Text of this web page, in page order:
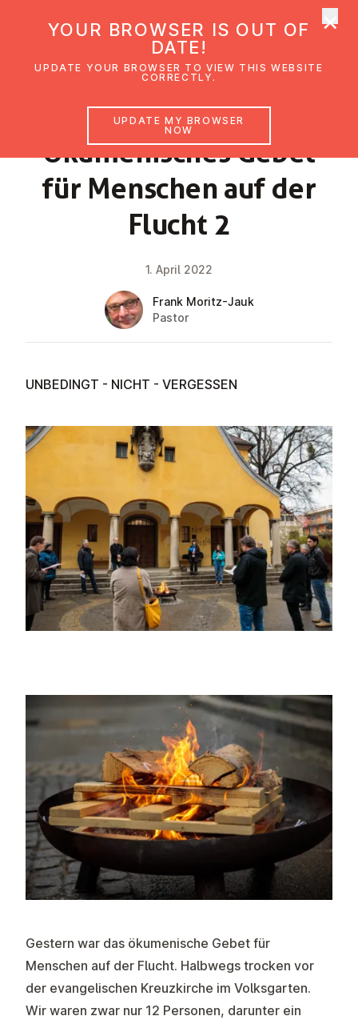
Öku­men­isches Gebet
für Menschen auf der
Flucht 2
NEWS
1. April 2022
Frank Moritz-Jauk
Pastor
UNBEDINGT - NICHT - VERGESSEN
Gestern war das ökumenische Gebet für
Menschen auf der Flucht. Halbwegs trocken vor
der evangelischen Kreuzkirche im Volksgarten.
Wir waren zwar nur 12 Personen, darunter ein
YOUR BROWSER IS OUT OF
DATE!
UPDATE YOUR BROWSER TO VIEW THIS WEBSITE
CORRECTLY.
UPDATE MY BROWSER
NOW
×